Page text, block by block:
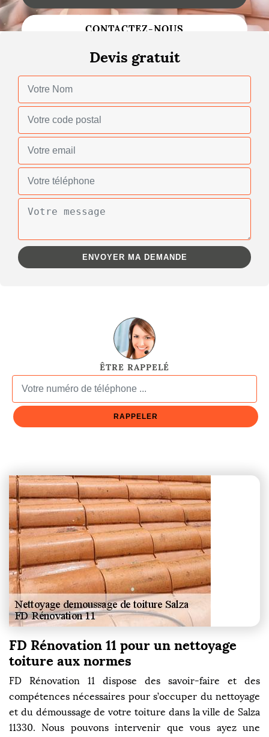
Changement de toiture
Gouttières
Réparation de toiture
CONTACTEZ-NOUS
Devis gratuit
ÊTRE RAPPELÉ
FD Rénovation 11 pour un nettoyage
toiture aux normes
FD Rénovation 11 dispose des savoir-faire et des
compétences nécessaires pour s’occuper du nettoyage
et du démoussage de votre toiture dans la ville de Salza
11330. Nous pouvons intervenir que vous ayez une